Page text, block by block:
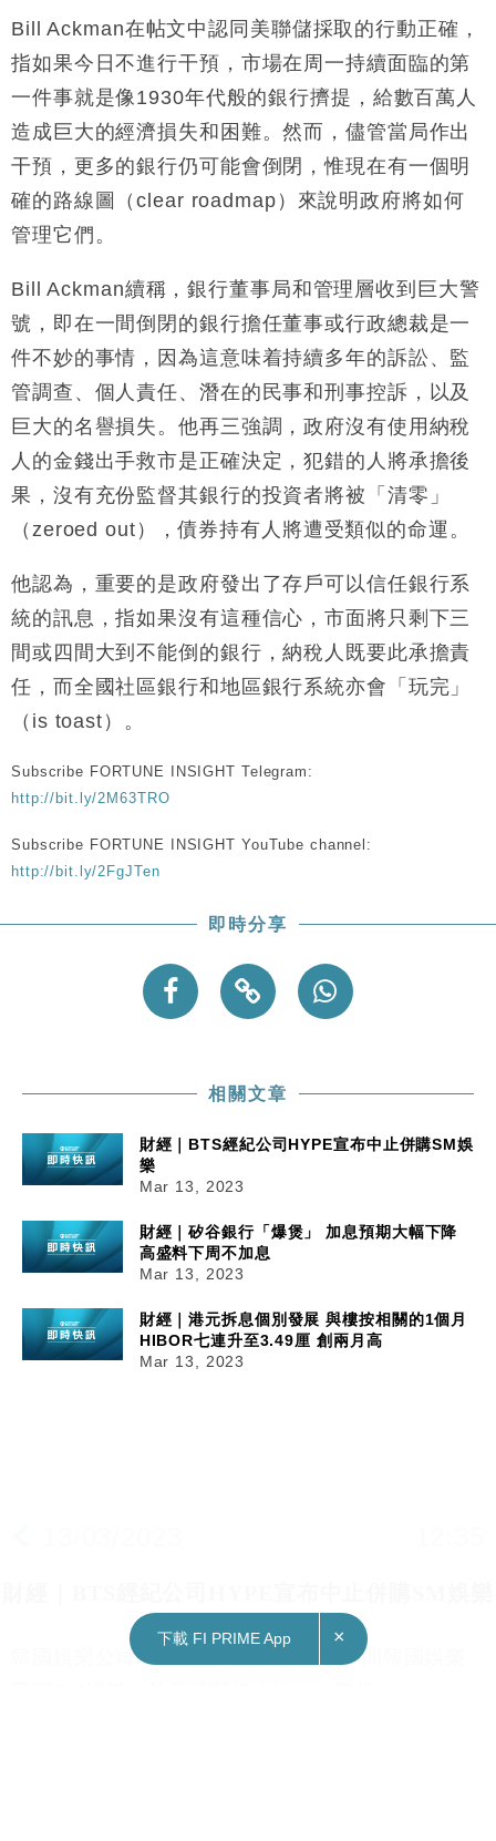
財經｜內地7月美元計價出口增近24%勝預期 貿易順
差達1125億美元
12:44
財經｜日本春季三度入市撐日圓 4月單日斥6.28萬億
日圓干預創新高
11:12
國際｜特朗普料美伊戰事快結束 承認部分彈藥庫存緊
張
15:59
財經｜SA售股自救後再出手 斥4億美元押注未上市公
司
Bill Ackman在帖文中認同美聯儲採取的行動正確，
指如果今日不進行干預，市場在周一持續面臨的第
一件事就是像1930年代般的銀行擠提，給數百萬人
造成巨大的經濟損失和困難。然而，儘管當局作出
干預，更多的銀行仍可能會倒閉，惟現在有一個明
確的路線圖（clear roadmap）來說明政府將如何
管理它們。
Bill Ackman續稱，銀行董事局和管理層收到巨大警
號，即在一間倒閉的銀行擔任董事或行政總裁是一
件不妙的事情，因為這意味着持續多年的訴訟、監
管調查、個人責任、潛在的民事和刑事控訴，以及
巨大的名譽損失。他再三強調，政府沒有使用納稅
人的金錢出手救市是正確決定，犯錯的人將承擔後
果，沒有充份監督其銀行的投資者將被「清零」
（zeroed out），債券持有人將遭受類似的命運。
他認為，重要的是政府發出了存戶可以信任銀行系
統的訊息，指如果沒有這種信心，市面將只剩下三
間或四間大到不能倒的銀行，納稅人既要此承擔責
任，而全國社區銀行和地區銀行系統亦會「玩完」
（is toast）。
Subscribe FORTUNE INSIGHT Telegram:
http://bit.ly/2M63TRO
Subscribe FORTUNE INSIGHT YouTube channel:
http://bit.ly/2FgJTen
即時分享
相關文章
財經｜BTS經紀公司HYPE宣布中止併購SM娛
樂
Mar 13, 2023
財經｜矽谷銀行「爆煲」 加息預期大幅下降
高盛料下周不加息
Mar 13, 2023
財經｜港元拆息個別發展 與樓按相關的1個月
HIBOR七連升至3.49厘 創兩月高
Mar 13, 2023
韓國娛樂公司HYPE宣布終止併購另一間韓國娛樂
下載 FI PRIME App ×